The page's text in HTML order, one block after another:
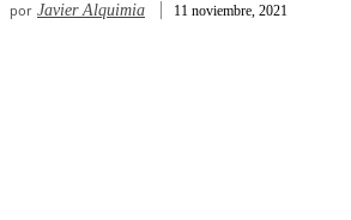
por Javier Alquimia 11 noviembre, 2021